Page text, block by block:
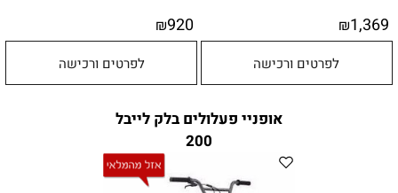
₪1,369
לפרטים ורכישה
₪920
לפרטים ורכישה
אופניי פעלולים בלק לייבל
200